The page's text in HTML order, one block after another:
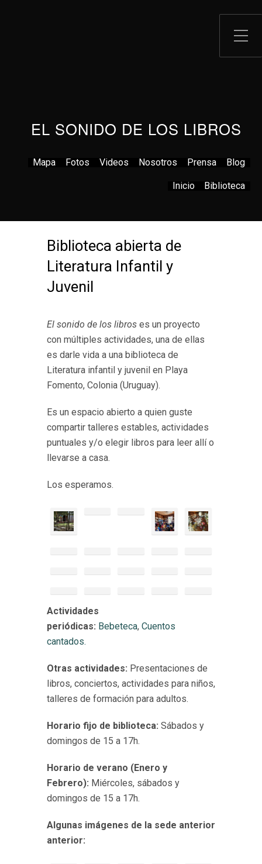
EL SONIDO DE LOS LIBROS
Blog
Prensa
Nosotros
Videos
Fotos
Mapa
Biblioteca
Inicio
Biblioteca abierta de
Literatura Infantil y
Juvenil
El sonido de los libros es un proyecto
con múltiples actividades, una de ellas
es darle vida a una biblioteca de
Literatura infantil y juvenil en Playa
Fomento, Colonia (Uruguay).
Es un espacio abierto a quien guste
compartir talleres estables, actividades
puntuales y/o elegir libros para leer allí o
llevarse a casa.
Los esperamos.
Actividades
periódicas: Bebeteca, Cuentos
cantados.
Otras actividades: Presentaciones de
libros, conciertos, actividades para niños,
talleres de formación para adultos.
Horario fijo de biblioteca: Sábados y
domingos de 15 a 17h.
Horario de verano (Enero y
Febrero): Miércoles, sábados y
domingos de 15 a 17h.
Algunas imágenes de la sede anterior
anterior: